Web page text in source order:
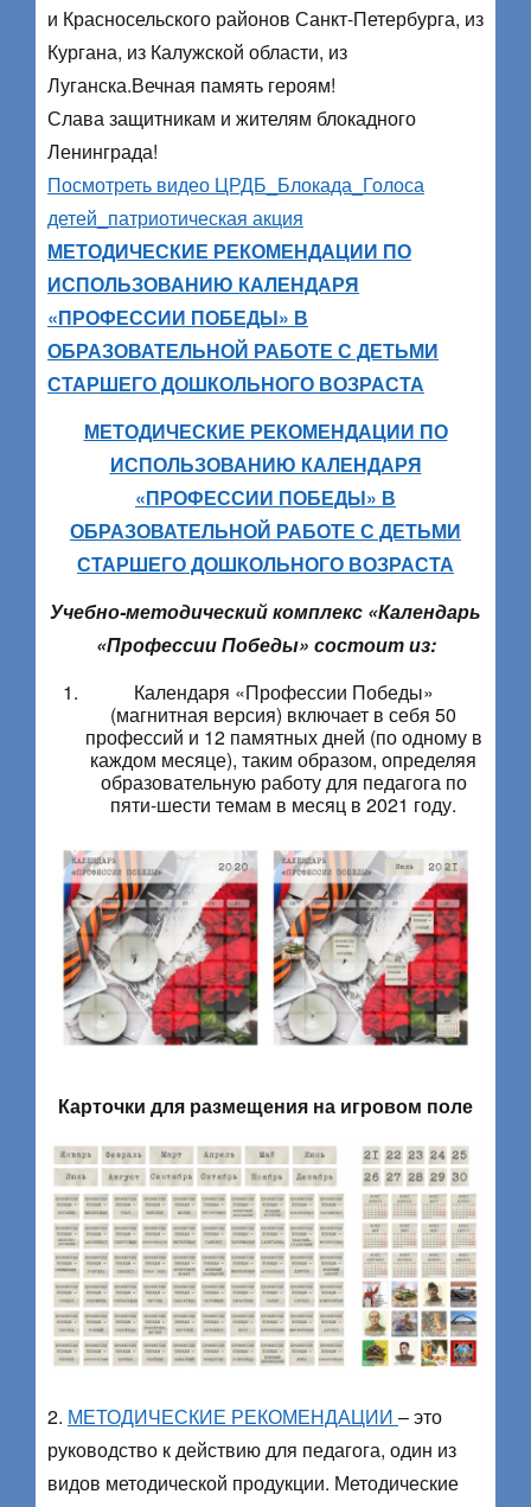
и Красносельского районов Санкт-Петербурга, из
Кургана, из Калужской области, из
Луганска.Вечная память героям!
Слава защитникам и жителям блокадного
Ленинграда!
Посмотреть видео ЦРДБ_Блокада_Голоса
детей_патриотическая акция
МЕТОДИЧЕСКИЕ РЕКОМЕНДАЦИИ ПО
ИСПОЛЬЗОВАНИЮ КАЛЕНДАРЯ
«ПРОФЕССИИ ПОБЕДЫ» В
ОБРАЗОВАТЕЛЬНОЙ РАБОТЕ С ДЕТЬМИ
СТАРШЕГО ДОШКОЛЬНОГО ВОЗРАСТА
МЕТОДИЧЕСКИЕ РЕКОМЕНДАЦИИ ПО
ИСПОЛЬЗОВАНИЮ КАЛЕНДАРЯ
«ПРОФЕССИИ ПОБЕДЫ» В
ОБРАЗОВАТЕЛЬНОЙ РАБОТЕ С ДЕТЬМИ
СТАРШЕГО ДОШКОЛЬНОГО ВОЗРАСТА
Учебно-методический комплекс «Календарь
«Профессии Победы» состоит из:
Календаря «Профессии Победы»
(магнитная версия) включает в себя 50
профессий и 12 памятных дней (по одному в
каждом месяце), таким образом, определяя
образовательную работу для педагога по
пяти-шести темам в месяц в 2021 году.
Карточки для размещения на игровом поле
2. МЕТОДИЧЕСКИЕ РЕКОМЕНДАЦИИ – это
руководство к действию для педагога, один из
видов методической продукции. Методические